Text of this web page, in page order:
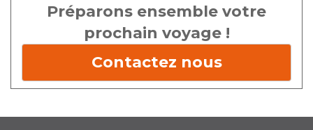
Préparons ensemble votre
prochain voyage !
Contactez nous